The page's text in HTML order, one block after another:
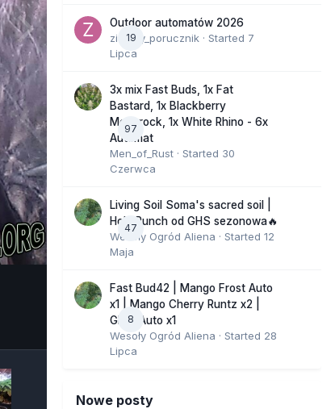
19
Outdoor automatów 2026
zielony_porucznik · Started 7
Lipca
97
3x mix Fast Buds, 1x Fat
Bastard, 1x Blackberry
Moonrock, 1x White Rhino - 6x
Automat
Men_of_Rust · Started 30
Czerwca
47
Living Soil Soma's sacred soil |
Holy Punch od GHS sezonowa🔥
Wesoły Ogród Aliena · Started 12
Maja
8
Fast Bud42 | Mango Frost Auto
x1 | Mango Cherry Runtz x2 |
GMO Auto x1
Wesoły Ogród Aliena · Started 28
Lipca
Nowe posty